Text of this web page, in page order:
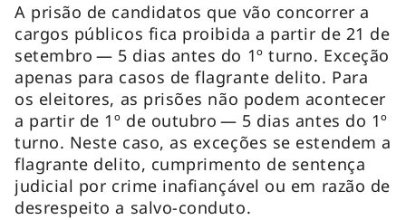
A prisão de candidatos que vão concorrer a
cargos públicos fica proibida a partir de 21 de
setembro — 5 dias antes do 1º turno. Exceção
apenas para casos de flagrante delito. Para
os eleitores, as prisões não podem acontecer
a partir de 1º de outubro — 5 dias antes do 1º
turno. Neste caso, as exceções se estendem a
flagrante delito, cumprimento de sentença
judicial por crime inafiançável ou em razão de
desrespeito a salvo-conduto.